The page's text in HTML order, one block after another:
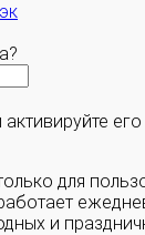
активируйте
для
и